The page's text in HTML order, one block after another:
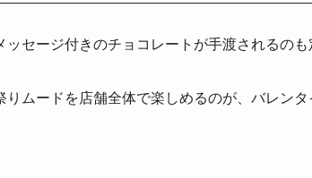
セージ付きのチョコレートが手渡されるのも
ムードを店舗全体で楽しめるのが、バレン